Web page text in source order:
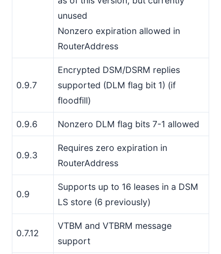
unused
Nonzero expiration allowed in
RouterAddress
0.9.7
Encrypted DSM/DSRM replies
supported (DLM flag bit 1) (if
floodfill)
0.9.6 Nonzero DLM flag bits 7-1 allowed
0.9.3
Requires zero expiration in
RouterAddress
0.9
Supports up to 16 leases in a DSM
LS store (6 previously)
0.7.12
VTBM and VTBRM message
support